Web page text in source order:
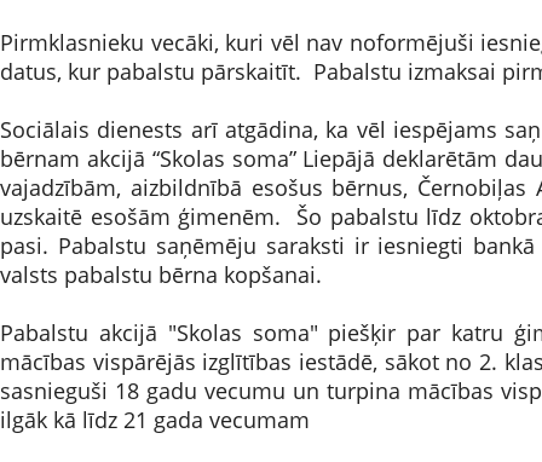
Pirmklasnieku vecāki, kuri vēl nav noformējuši
datus, kur pabalstu pārskaitīt. Pabalstu izmaksai
Sociālais dienests arī atgādina, ka vēl iespējams
bērnam akcijā “Skolas soma” Liepājā deklarētām
vajadzībām, aizbildnībā esošus bērnus,
uzskaitē esošām ģimenēm. Šo pabalstu līdz
pasi. Pabalstu saņēmēju saraksti ir iesniegti
valsts pabalstu bērna kopšanai.
Pabalstu akcijā "Skolas soma" piešķir par katru
mācības vispārējās izglītības iestādē, sākot no 2.
sasnieguši 18 gadu vecumu un turpina mācības
ilgāk kā līdz 21 gada vecumam